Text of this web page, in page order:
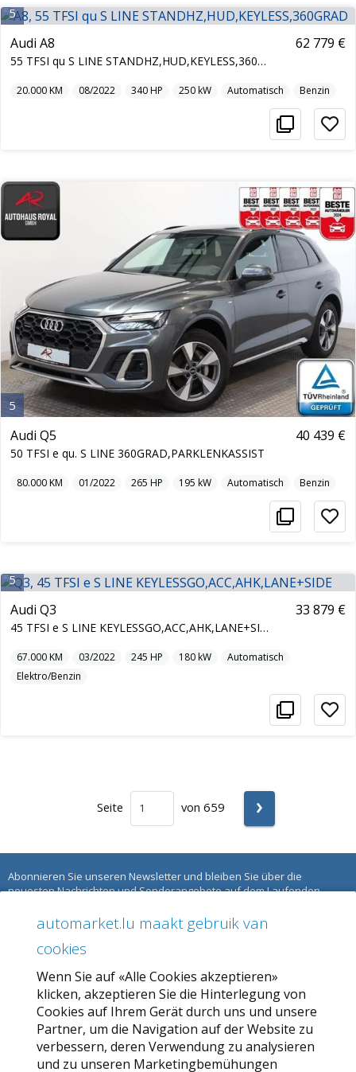
5
Audi A8
55 TFSI qu S LINE STANDHZ,HUD,KEYLESS,360GRAD
62 779 €
20.000KM 08/2022 340HP 250kW Automatisch Benzin
5
Audi Q5
50 TFSI e qu. S LINE 360GRAD,PARKLENKASSIST
40 439 €
80.000KM 01/2022 265 HP 195 kW Automatisch Benzin
5
Audi Q3
45 TFSI e S LINE KEYLESSGO,ACC,AHK,LANE+SIDE
33 879 €
67.000KM 03/2022 245 HP 180kW
Automatisch
Elektro/Benzin
Seite von 659 ›
automarket.lu maakt gebruik van
cookies
Wenn Sie auf «Alle Cookies akzeptieren»
klicken, akzeptieren Sie die Hinterlegung von
Cookies auf Ihrem Gerät durch uns und unsere
Partner, um die Navigation auf der Website zu
verbessern, deren Verwendung zu analysieren
und zu unseren Marketingbemühungen
Abonnieren Sie unseren Newsletter und bleiben Sie über die
neuesten Nachrichten und Sonderangebote auf dem Laufenden.
ÜBER AUTOMARKET
Über uns
Unser Angebot
Allgemeine Geschäftsbedingungen
Datenschutzbestimmungen